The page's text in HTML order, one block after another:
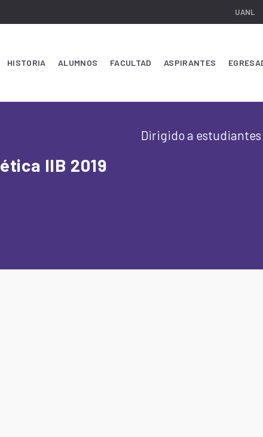
UANL
HISTORIA ALUMNOS FACULTAD ASPIRANTES
IIB 2019
Dirigido a